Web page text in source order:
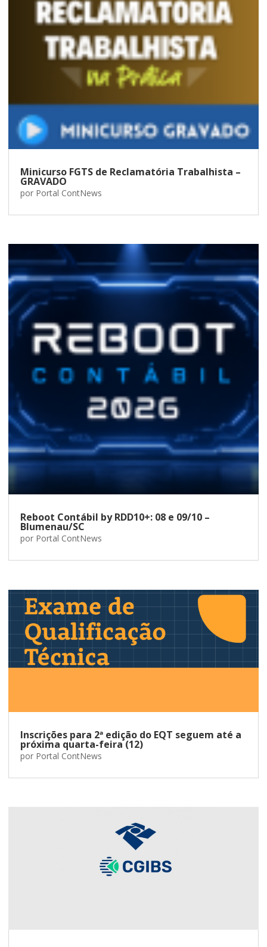
Minicurso FGTS de Reclamatória Trabalhista –
GRAVADO
por Portal ContNews
Reboot Contábil by RDD10+: 08 e 09/10 –
Blumenau/SC
por Portal ContNews
Inscrições para 2ª edição do EQT seguem até a
próxima quarta-feira (12)
por Portal ContNews